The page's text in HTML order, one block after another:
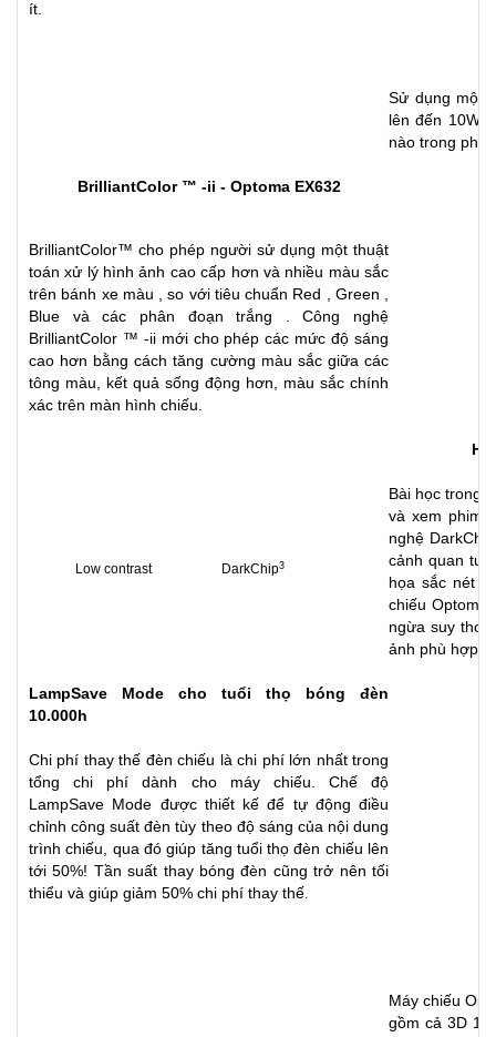
ít.
Sử dụng một
lên đến 10W
nào trong
BrilliantColor ™ -ii - Optoma EX632
BrilliantColor™ cho phép người sử dụng một thuật
toán xử lý hình ảnh cao cấp hơn và nhiều màu sắc
trên bánh xe màu , so với tiêu chuẩn Red , Green ,
Blue và các phân đoạn trắng . Công nghệ
BrilliantColor ™ -ii mới cho phép các mức độ sáng
cao hơn bằng cách tăng cường màu sắc giữa các
tông màu, kết quả sống động hơn, màu sắc chính
xác trên màn hình chiếu.
Low contrast DarkChip3
Bài học trong
và xem phim
nghệ
cảnh quan
họa sắc nét
chiếu Optoma
ngừa suy
ảnh phù hợp
LampSave Mode cho tuổi thọ bóng đèn
10.000h
Chi phí thay thế đèn chiếu là chi phí lớn nhất trong
tổng chi phí dành cho máy chiếu . Chế độ
LampSave Mode được thiết kế để tự động điều
chỉnh công suất đèn tùy theo độ sáng của nội dung
trình chiếu, qua đó giúp tăng tuổi thọ đèn chiếu lên
tới 50%! Tần suất thay bóng đèn cũng trở nên tối
thiểu và giúp giảm 50% chi phí thay thế.
Máy chiếu
gồm cả 3D